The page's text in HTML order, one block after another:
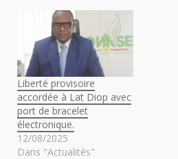
Liberté provisoire
accordée à Lat Diop avec
port de bracelet
électronique.
12/08/2025
Dans "Actualités"